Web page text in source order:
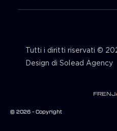
Tutti i diritti riservati ©
Design di Solead Agency
FREN
© 2026 - Copyright